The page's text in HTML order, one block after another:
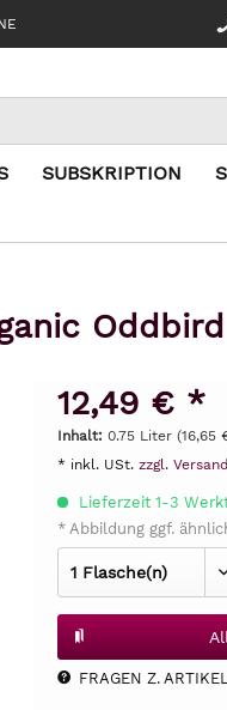
SUBSKRIPTION
Oddbird
12,49 € *
Inhalt: 0.75 Liter (16,65
* inkl. USt. zzgl.
Lieferzeit 1-3
* Abbildung ggf.
FRAGEN Z.